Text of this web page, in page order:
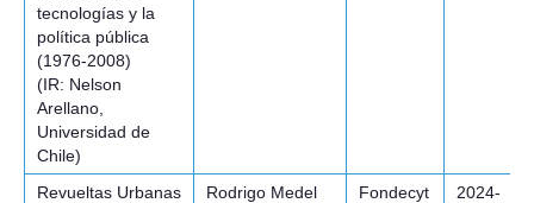
tecnologías y la
política pública
(1976-2008)
(IR: Nelson
Arellano,
Universidad de
Chile)
Revueltas Urbanas
Rodrigo Medel
Fondecyt
2024-